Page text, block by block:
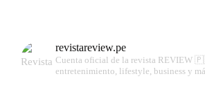
revistareview.pe
Cuenta oficial de la revista REVIEW
entretenimiento, lifestyle, business y